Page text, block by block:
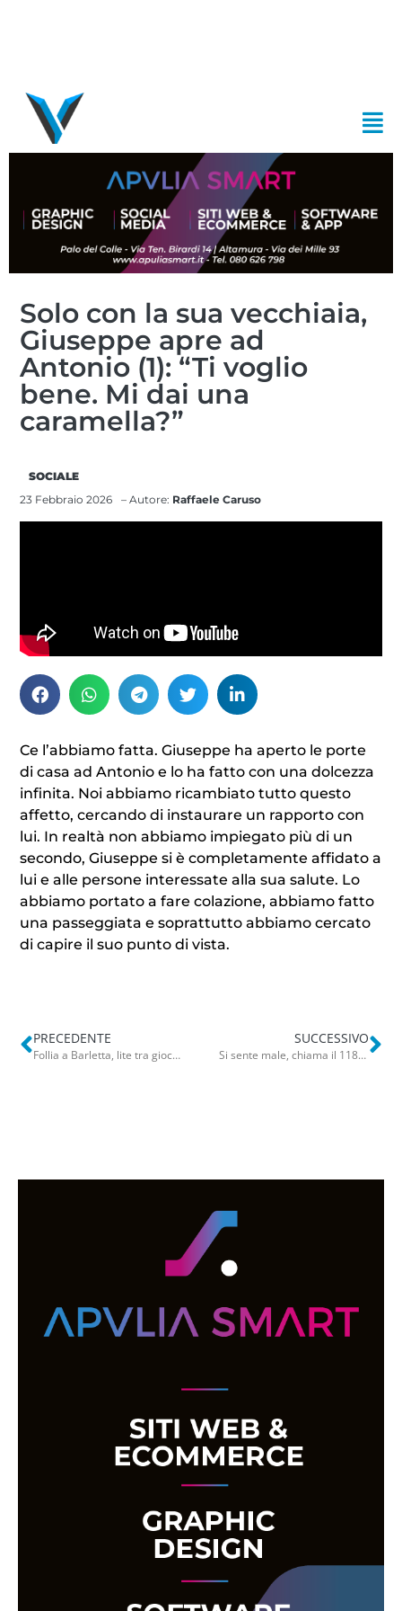
Solo con la sua vecchiaia,
Giuseppe apre ad
Antonio (1): “Ti voglio
bene. Mi dai una
caramella?”
SOCIALE
23 Febbraio 2026
– Autore: Raffaele Caruso
Ce l’abbiamo fatta. Giuseppe ha aperto le porte
di casa ad Antonio e lo ha fatto con una dolcezza
infinita. Noi abbiamo ricambiato tutto questo
affetto, cercando di instaurare un rapporto con
lui. In realtà non abbiamo impiegato più di un
secondo, Giuseppe si è completamente affidato a
lui e alle persone interessate alla sua salute. Lo
abbiamo portato a fare colazione, abbiamo fatto
una passeggiata e soprattutto abbiamo cercato
di capire il suo punto di vista.
PRECEDENTE
Follia a Barletta, lite tra giocatori negli spogliatoi: il capitano dell’Afragolese in ospedale con trauma cranico
SUCCESSIVO
Si sente male, chiama il 118 ma non riesce ad aprire la porta: liberata dai pompieri muore in ospedale a 40 anni